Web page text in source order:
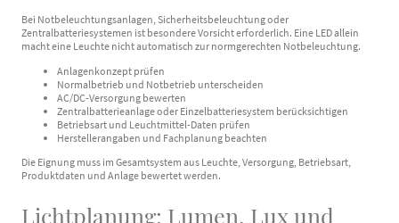
Bei Notbeleuchtungsanlagen, Sicherheitsbeleuchtung oder
Zentralbatteriesystemen ist besondere Vorsicht erforderlich. Eine LED allein
macht eine Leuchte nicht automatisch zur normgerechten Notbeleuchtung.
Anlagenkonzept prüfen
Normalbetrieb und Notbetrieb unterscheiden
AC/DC-Versorgung bewerten
Zentralbatterieanlage oder Einzelbatteriesystem berücksichtigen
Betriebsart und Leuchtmittel-Daten prüfen
Herstellerangaben und Fachplanung beachten
Die Eignung muss im Gesamtsystem aus Leuchte, Versorgung, Betriebsart,
Produktdaten und Anlage bewertet werden.
Lichtplanung: Lumen, Lux und